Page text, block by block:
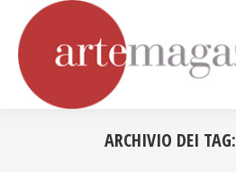
ARCHIVIO DEI TAG: